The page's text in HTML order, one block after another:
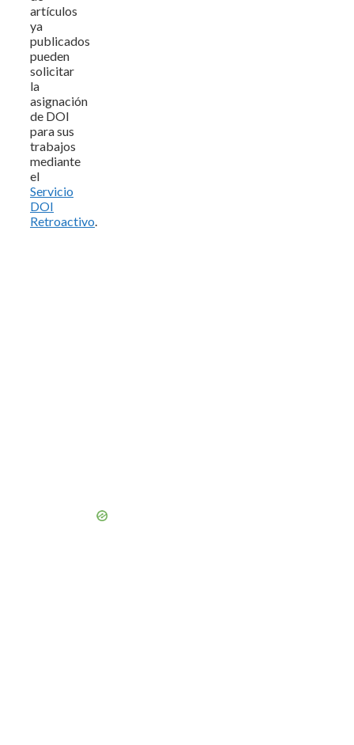
artículos
ya
publicados
pueden
solicitar
la
asignación
de DOI
para sus
trabajos
mediante
el
Servicio
DOI
Retroactivo.